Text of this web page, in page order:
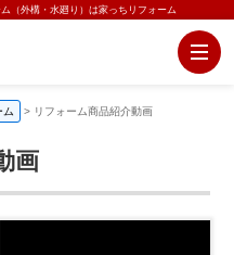
（外構・水廻り）は家っちリフォーム
ム > リフォーム商品紹介動画
画